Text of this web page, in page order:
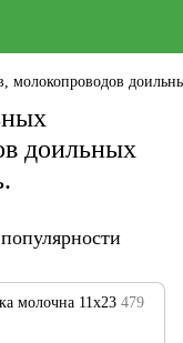
молокопроводов
доильных